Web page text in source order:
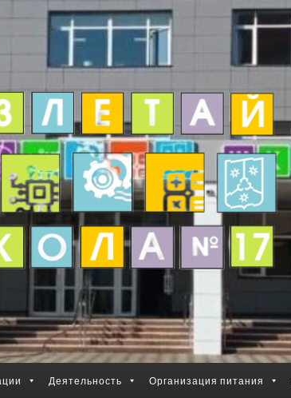
Деятельность Организация питания